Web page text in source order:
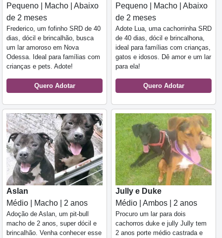
Pequeno | Macho | Abaixo
de 2 meses
Frederico, um fofinho SRD de 40
dias, dócil e brincalhão, busca
um lar amoroso em Nova
Odessa. Ideal para famílias com
crianças e pets. Adote!
Quero Adotar
Pequeno | Macho | Abaixo
de 2 meses
Adote Lua, uma cachorrinha SRD
de 40 dias, dócil e brincalhona,
ideal para famílias com crianças,
gatos e idosos. Dê amor e um lar
para ela!
Quero Adotar
Aslan
Médio | Macho | 2 anos
Adoção de Aslan, um pit-bull
macho de 2 anos, super dócil e
brincalhão. Venha conhecer esse
Jully e Duke
Médio | Ambos | 2 anos
Procuro um lar para dois
cachorros duke e jully Jully tem
2 anos porte médio castrada e